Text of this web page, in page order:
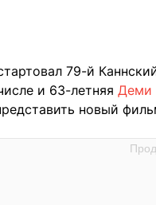
79-й
и 63-летняя Деми
новый